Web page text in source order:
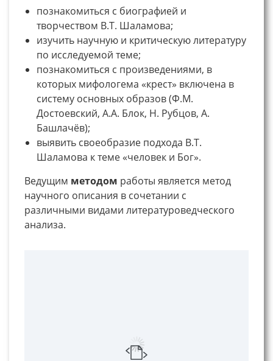
познакомиться с биографией и
творчеством В.Т. Шаламова;
изучить научную и критическую литературу
по исследуемой теме;
познакомиться с произведениями, в
которых мифологема «крест» включена в
систему основных образов (Ф.М.
Достоевский, А.А. Блок, Н. Рубцов, А.
Башлачёв);
выявить своеобразие подхода В.Т.
Шаламова к теме «человек и Бог».
Ведущим методом работы является метод
научного описания в сочетании с
различными видами литературоведческого
анализа.